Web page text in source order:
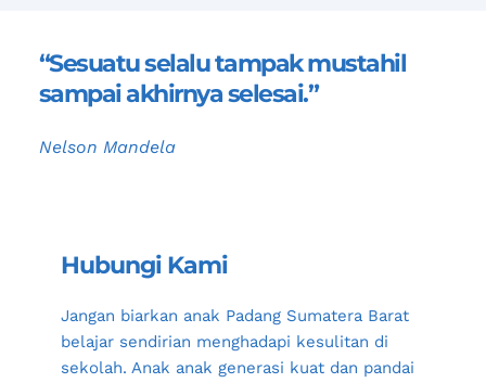
“Sesuatu selalu tampak mustahil
sampai akhirnya selesai.”
Nelson Mandela
Hubungi Kami
Jangan biarkan anak Padang Sumatera Barat
belajar sendirian menghadapi kesulitan di
sekolah. Anak anak generasi kuat dan pandai